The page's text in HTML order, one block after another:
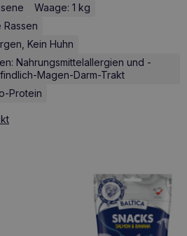
Waage: 1 kg
Kein Huhn
Nahrungsmittelallergien und -
Magen-Darm-Trakt
Protein